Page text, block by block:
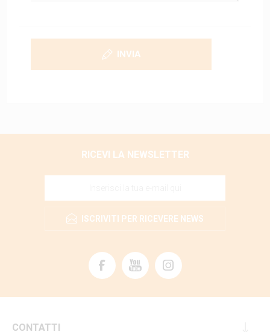
INVIA
RICEVI LA NEWSLETTER
ISCRIVITI PER RICEVERE NEWS
CONTATTI